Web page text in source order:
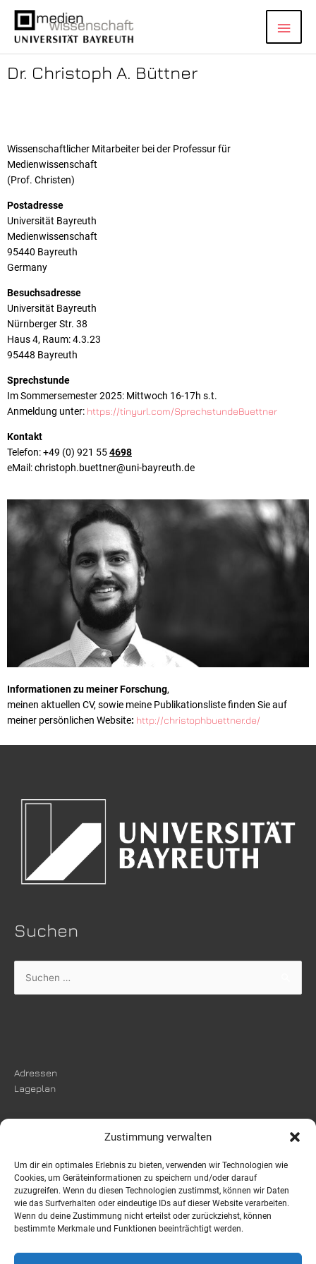
Zustimmung verwalten
Um dir ein optimales Erlebnis zu bieten, verwenden wir Technologien wie
Cookies, um Geräteinformationen zu speichern und/oder darauf
zuzugreifen. Wenn du diesen Technologien zustimmst, können wir Daten
wie das Surfverhalten oder eindeutige IDs auf dieser Website verarbeiten.
Wenn du deine Zustimmung nicht erteilst oder zurückziehst, können
bestimmte Merkmale und Funktionen beeinträchtigt werden.
Inhalt
springen
Dr. Christoph A. Büttner
Wissenschaftlicher Mitarbeiter bei der Professur für
Medienwissenschaft
(Prof. Christen)
Postadresse
Universität Bayreuth
Medienwissenschaft
95440 Bayreuth
Germany
Besuchsadresse
Universität Bayreuth
Nürnberger Str. 38
Haus 4, Raum: 4.3.23
95448 Bayreuth
Sprechstunde
Im Sommersemester 2025: Mittwoch 16-17h s.t.
Anmeldung unter: https://tinyurl.com/SprechstundeBuettner
Kontakt
Telefon: +49 (0) 921 554698
eMail: christoph.buettner@uni-bayreuth.de
Informationen zu meiner Forschung,
meinen aktuellen CV, sowie meine Publikationsliste finden Sie auf
meiner persönlichen Website: http://christophbuettner.de/
Suchen
Suchen
nach:
Adressen
Lageplan
Impressum
Datenschutzerklärung
Instagram
Facebook